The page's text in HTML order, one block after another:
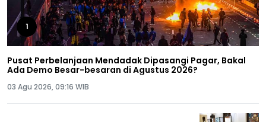
1
Pusat Perbelanjaan Mendadak Dipasangi Pagar, Bakal
Ada Demo Besar-besaran di Agustus 2026?
03 Agu 2026, 09:16 WIB